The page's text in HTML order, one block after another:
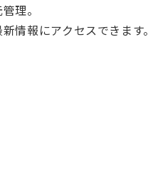
理。
情報にアクセスできます。